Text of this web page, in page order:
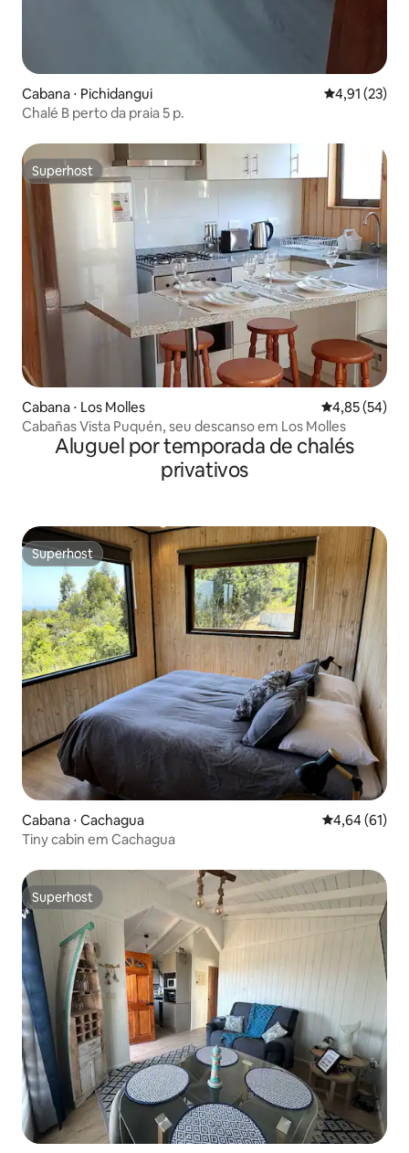
Cabana ⋅ Pichidangui 4,91 de uma
4,91 (23)
Chalé B perto da praia 5 p.
Superhost
Superhost
Cabana ⋅ Los Molles 4,85 de uma
4,85 (54)
Cabañas Vista Puquén, seu descanso em Los Molles
Aluguel por temporada de chalés
privativos
Superhost
Superhost
Cabana ⋅ Cachagua 4,64 de uma
4,64 (61)
Tiny cabin em Cachagua
Superhost
Superhost